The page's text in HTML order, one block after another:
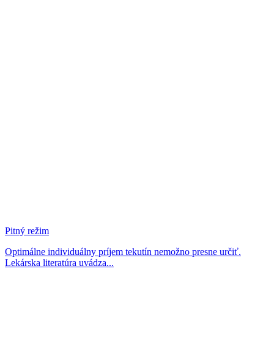
Pitný režim
Optimálne individuálny príjem tekutín nemožno presne určiť.
Lekárska literatúra uvádza...